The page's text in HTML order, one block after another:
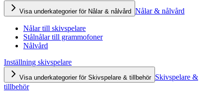
Visa underkategorier för Nålar & nålvård Nålar & nålvård
Nålar till skivspelare
Stålnålar till grammofoner
Nålvård
Inställning skivspelare
Visa underkategorier för Skivspelare & tillbehör Skivspelare &
tillbehör